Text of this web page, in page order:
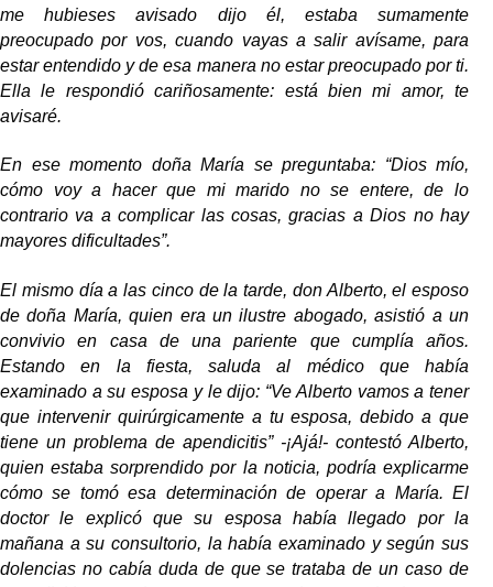
me hubieses avisado dijo él, estaba sumamente
preocupado por vos, cuando vayas a salir avísame, para
estar entendido y de esa manera no estar preocupado por ti.
Ella le respondió cariñosamente: está bien mi amor, te
avisaré.
En ese momento doña María se preguntaba: “Dios mío,
cómo voy a hacer que mi marido no se entere, de lo
contrario va a complicar las cosas, gracias a Dios no hay
mayores dificultades”.
El mismo día a las cinco de la tarde, don Alberto, el esposo
de doña María, quien era un ilustre abogado, asistió a un
convivio en casa de una pariente que cumplía años.
Estando en la fiesta, saluda al médico que había
examinado a su esposa y le dijo: “Ve Alberto vamos a tener
que intervenir quirúrgicamente a tu esposa, debido a que
tiene un problema de apendicitis” -¡Ajá!- contestó Alberto,
quien estaba sorprendido por la noticia, podría explicarme
cómo se tomó esa determinación de operar a María. El
doctor le explicó que su esposa había llegado por la
mañana a su consultorio, la había examinado y según sus
dolencias no cabía duda de que se trataba de un caso de